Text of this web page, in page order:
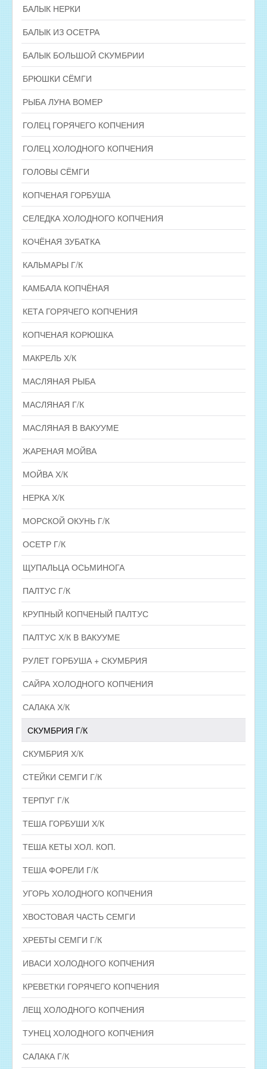
БАЛЫК НЕРКИ
БАЛЫК ИЗ ОСЕТРА
БАЛЫК БОЛЬШОЙ СКУМБРИИ
БРЮШКИ СЁМГИ
РЫБА ЛУНА ВОМЕР
ГОЛЕЦ ГОРЯЧЕГО КОПЧЕНИЯ
ГОЛЕЦ ХОЛОДНОГО КОПЧЕНИЯ
ГОЛОВЫ СЁМГИ
КОПЧЕНАЯ ГОРБУША
СЕЛЕДКА ХОЛОДНОГО КОПЧЕНИЯ
КОЧЁНАЯ ЗУБАТКА
КАЛЬМАРЫ Г/К
КАМБАЛА КОПЧЁНАЯ
КЕТА ГОРЯЧЕГО КОПЧЕНИЯ
КОПЧЕНАЯ КОРЮШКА
МАКРЕЛЬ Х/К
МАСЛЯНАЯ РЫБА
МАСЛЯНАЯ Г/К
МАСЛЯНАЯ В ВАКУУМЕ
ЖАРЕНАЯ МОЙВА
МОЙВА Х/К
НЕРКА Х/К
МОРСКОЙ ОКУНЬ Г/К
ОСЕТР Г/К
ЩУПАЛЬЦА ОСЬМИНОГА
ПАЛТУС Г/К
КРУПНЫЙ КОПЧЕНЫЙ ПАЛТУС
ПАЛТУС Х/К В ВАКУУМЕ
РУЛЕТ ГОРБУША + СКУМБРИЯ
САЙРА ХОЛОДНОГО КОПЧЕНИЯ
САЛАКА Х/К
СКУМБРИЯ Г/К
СКУМБРИЯ Х/К
СТЕЙКИ СЕМГИ Г/К
ТЕРПУГ Г/К
ТЕША ГОРБУШИ Х/К
ТЕША КЕТЫ ХОЛ. КОП.
ТЕША ФОРЕЛИ Г/К
УГОРЬ ХОЛОДНОГО КОПЧЕНИЯ
ХВОСТОВАЯ ЧАСТЬ СЕМГИ
ХРЕБТЫ СЕМГИ Г/К
ИВАСИ ХОЛОДНОГО КОПЧЕНИЯ
КРЕВЕТКИ ГОРЯЧЕГО КОПЧЕНИЯ
ЛЕЩ ХОЛОДНОГО КОПЧЕНИЯ
ТУНЕЦ ХОЛОДНОГО КОПЧЕНИЯ
САЛАКА Г/К